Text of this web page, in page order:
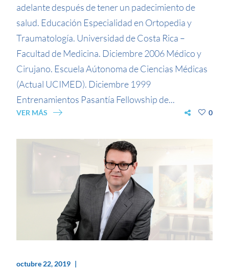
adelante después de tener un padecimiento de
salud. Educación Especialidad en Ortopedia y
Traumatología. Universidad de Costa Rica –
Facultad de Medicina. Diciembre 2006 Médico y
Cirujano. Escuela Aútonoma de Ciencias Médicas
(Actual UCIMED). Diciembre 1999
Entrenamientos Pasantía Fellowship de...
VER MÁS 0
octubre 22, 2019